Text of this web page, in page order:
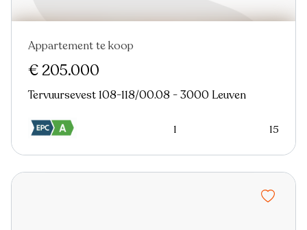
Appartement te koop
€ 205.000
Tervuursevest 108-118/00.08 - 3000 Leuven
1 15